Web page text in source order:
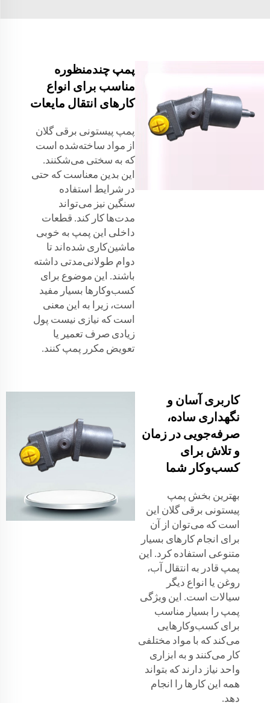
پمپ چندمنظوره
مناسب برای انواع
کارهای انتقال مایعات
پمپ پیستونی برقی گلان
از مواد ساخته‌شده است
که به سختی می‌شکنند.
این بدین معناست که حتی
در شرایط استفاده
سنگین نیز می‌تواند
مدت‌ها کار کند. قطعات
داخلی این پمپ به خوبی
ماشین‌کاری شده‌اند تا
دوام طولانی‌مدتی داشته
باشند. این موضوع برای
کسب‌وکارها بسیار مفید
است، زیرا به این معنی
است که نیازی نیست پول
زیادی صرف تعمیر یا
تعویض مکرر پمپ کنند.
کاربری آسان و
نگهداری ساده،
صرفه‌جویی در زمان
و تلاش برای
کسب‌وکار شما
بهترین بخش پمپ
پیستونی برقی گلان این
است که می‌توان از آن
برای انجام کارهای بسیار
متنوعی استفاده کرد. این
پمپ قادر به انتقال آب،
روغن یا انواع دیگر
سیالات است. این ویژگی
پمپ را بسیار مناسب
برای کسب‌وکارهایی
می‌کند که با مواد مختلفی
کار می‌کنند و به ابزاری
واحد نیاز دارند که بتواند
همه این کارها را انجام
دهد.